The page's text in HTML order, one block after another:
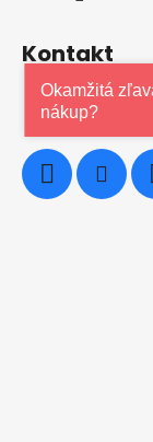
Kontakt
Okamžitá
nákup?